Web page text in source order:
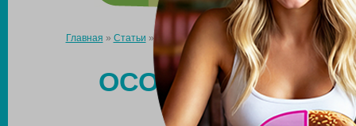
Главная » Статьи »Особенности питания для снижения веса
ОСОБЕННОСТИ
ВЕСА